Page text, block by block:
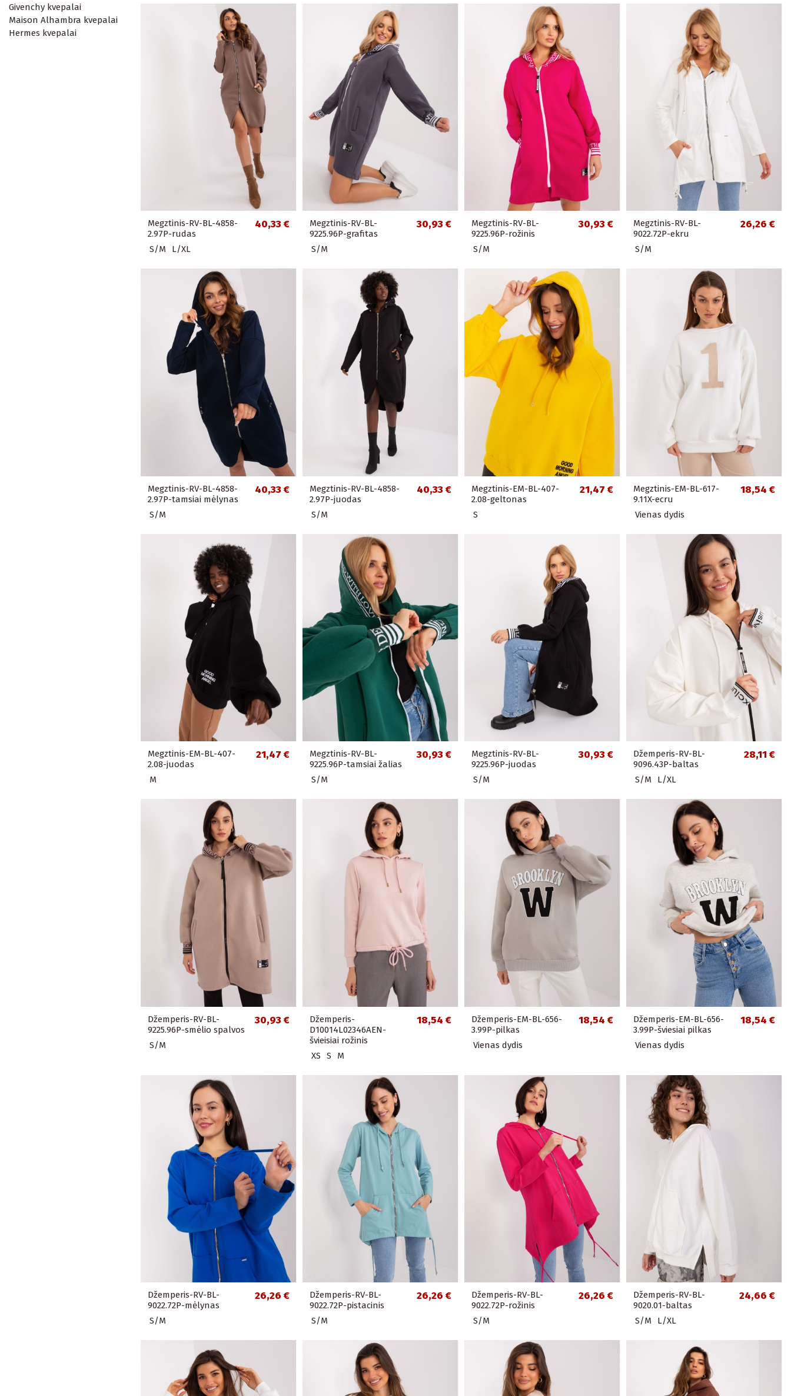
Megztinis-RV-BL-4858-
2.97P-rudas
40,33 €
S/M L/XL
Megztinis-RV-BL-
9225.96P-grafitas
30,93 €
S/M
Megztinis-RV-BL-
9225.96P-rožinis
30,93 €
S/M
Megztinis-RV-BL-
9022.72P-ekru
26,26 €
S/M
Megztinis-RV-BL-4858-
2.97P-tamsiai mėlynas
40,33 €
S/M
Megztinis-RV-BL-4858-
2.97P-juodas
40,33 €
S/M
Megztinis-EM-BL-407-
2.08-geltonas
21,47 €
S
Megztinis-EM-BL-617-
9.11X-ecru
18,54 €
Vienas dydis
Megztinis-EM-BL-407-
2.08-juodas
21,47 €
M
Megztinis-RV-BL-
9225.96P-tamsiai žalias
30,93 €
S/M
Megztinis-RV-BL-
9225.96P-juodas
30,93 €
S/M
Džemperis-RV-BL-
9096.43P-baltas
28,11 €
S/M L/XL
Džemperis-RV-BL-
9225.96P-smėlio spalvos
30,93 €
S/M
Džemperis-
D10014L02346AEN-
švieisiai rožinis
18,54 €
XS S M
Džemperis-EM-BL-656-
3.99P-pilkas
18,54 €
Vienas dydis
Džemperis-EM-BL-656-
3.99P-šviesiai pilkas
18,54 €
Vienas dydis
Džemperis-RV-BL-
9022.72P-mėlynas
26,26 €
S/M
Džemperis-RV-BL-
9022.72P-pistacinis
26,26 €
S/M
Džemperis-RV-BL-
9022.72P-rožinis
26,26 €
S/M
Džemperis-RV-BL-
9020.01-baltas
24,66 €
S/M L/XL
Givenchy kvepalai
Maison Alhambra kvepalai
Hermes kvepalai